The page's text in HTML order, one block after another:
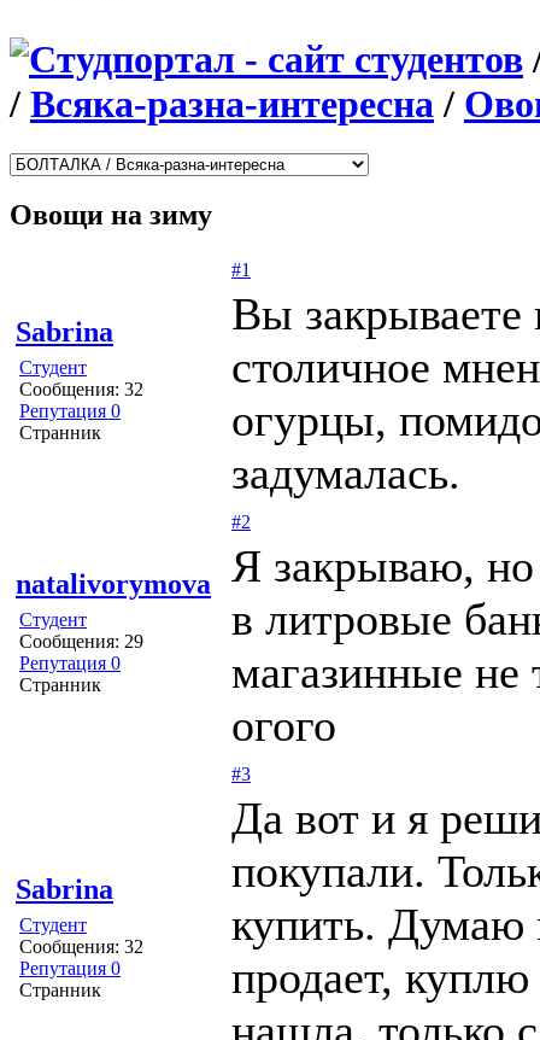
/ Всяка-разна-интересна/
Овощи на зиму
Sabrina
Студент
Сообщения: 32
Репутация 0
Странник
#1
Вы
столичное
огурцы,
задумалась.
natalivorymova
Студент
Сообщения: 29
Репутация 0
Странник
#2
Я закрываю,
в литровые
магазинные не
огого
Sabrina
Студент
Сообщения: 32
Репутация 0
Странник
#3
Да вот и я
покупали.
купить. Думаю
продает,